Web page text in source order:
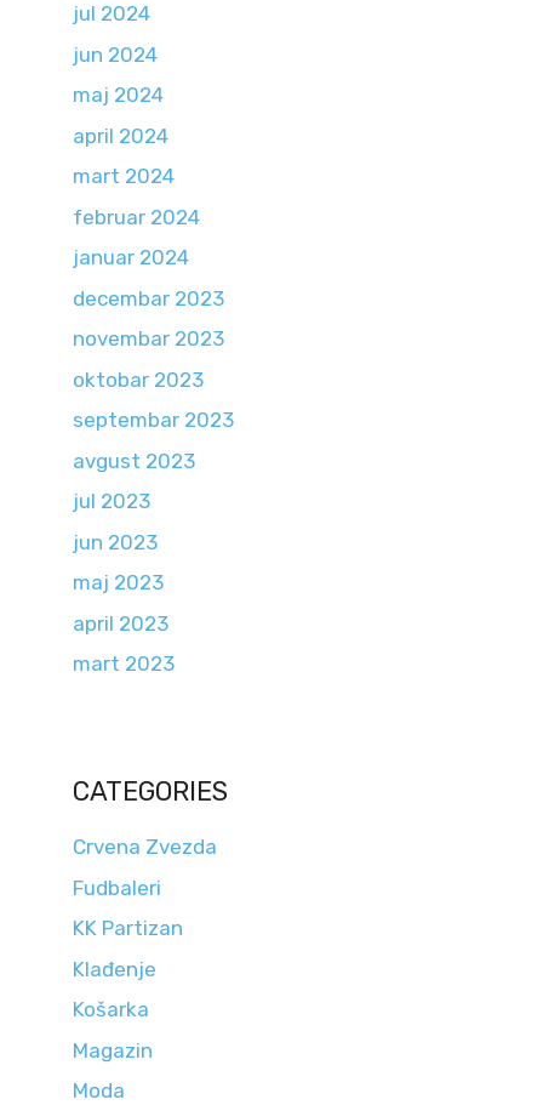
jul 2024
jun 2024
maj 2024
april 2024
mart 2024
februar 2024
januar 2024
decembar 2023
novembar 2023
oktobar 2023
septembar 2023
avgust 2023
jul 2023
jun 2023
maj 2023
april 2023
mart 2023
CATEGORIES
Crvena Zvezda
Fudbaleri
KK Partizan
Klađenje
Košarka
Magazin
Moda